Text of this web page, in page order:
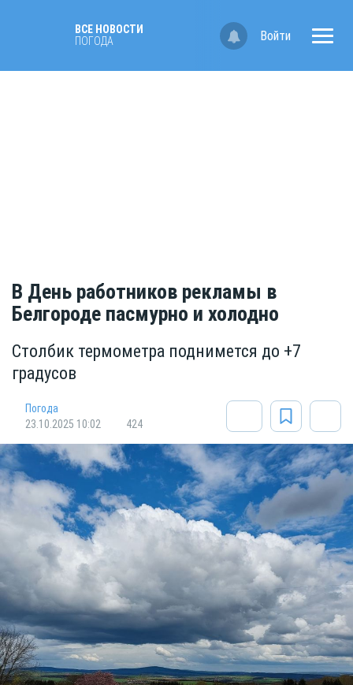
ВСЕ НОВОСТИ
ПОГОДА
Войти
В День работников рекламы в
Белгороде пасмурно и холодно
Столбик термометра поднимется до +7
градусов
Погода
23.10.2025 10:02
424